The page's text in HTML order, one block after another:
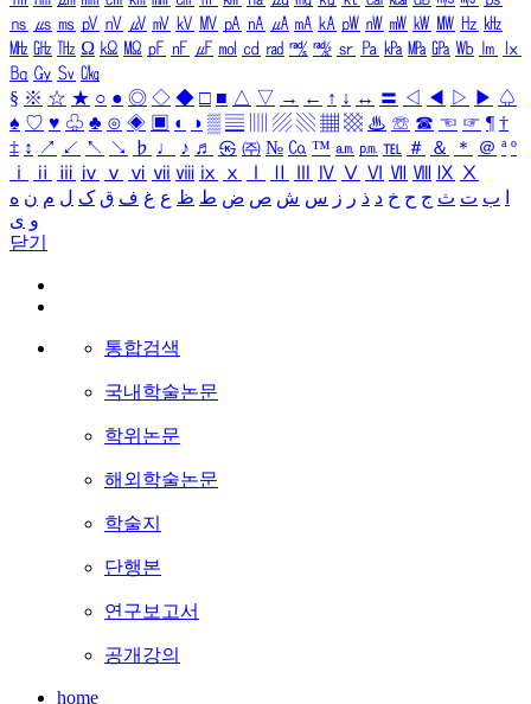
㎱ ㎲ ㎳ ㎴ ㎵ ㎶ ㎷ ㎸ ㎹ ㎀ ㎁ ㎂ ㎃ ㎄ ㎺ ㎻ ㎽ ㎾ ㎿ ㎐ ㎑
㎒ ㎓ ㎔ Ω ㏀ ㏁ ㎊ ㎋ ㎌ ㏖ ㏅ ㎭ ㎮ ㎯ ㏛ ㎩ ㎪ ㎫ ㎬ ㏝ ㏐
㏓
㏃ ㏉ ㏜ ㏆
§ ※ ☆ ★ ○ ● ◎ ◇ ◆ □ ■ △ ▽ → ← ↑ ↓ ↔ 〓 ◁ ◀ ▷ ▶ ♤
♠ ♡ ♥ ♧ ♣ ⊙ ◈ ▣ ◐ ◑ ▒ ▤ ▨ ▧ ▦ ▩ ♨ ☏ ☎ ☜ ☞ ¶ †
‡ ↕ ↗ ↙ ↖ ↘ ♭ ♩ ♪ ♬ ㉿ ㈜ № ㏇ ™ ㏂ ㏘ ℡ ＃ ＆ ＊ ＠ ª º
ⅰ
ⅱ ⅲ ⅳ ⅴ ⅵ ⅶ ⅷ ⅸ ⅹ Ⅳ Ⅴ Ⅵ Ⅶ Ⅷ Ⅸ Ⅹ
ب ت ث ج ح خ د ذ ر ز س ش ص ض ط ظ ع غ ف ق ک ل م ن ه
و ی
닫기
통합검색
국내학술논문
학위논문
해외학술논문
학술지
단행본
연구보고서
공개강의
home